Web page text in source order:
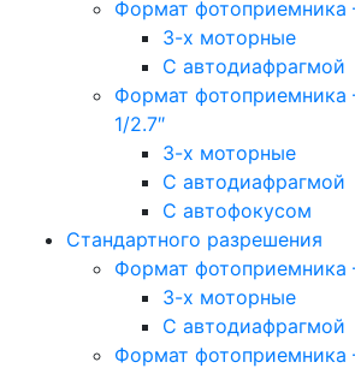
Формат фотоприемника
3-х моторные
С автодиафрагмой
Формат фотоприемника
1/2.7″
3-х моторные
С автодиафрагмой
С автофокусом
Стандартного разрешения
Формат фотоприемника
3-х моторные
С автодиафрагмой
Формат фотоприемника